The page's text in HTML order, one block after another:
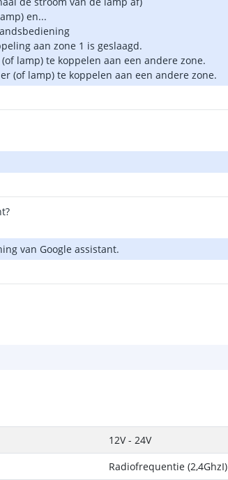
en...
aan zone 1 is geslaagd.
lamp) te koppelen aan een andere zone.
(of lamp) te koppelen aan een andere zone.
van Google assistant.
12V - 24V
Radiofrequentie (2,4GhzI)